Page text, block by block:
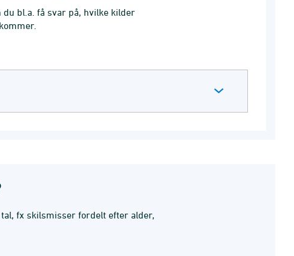
bl.a. få svar på, hvilke kilder
fx skilsmisser fordelt efter alder,